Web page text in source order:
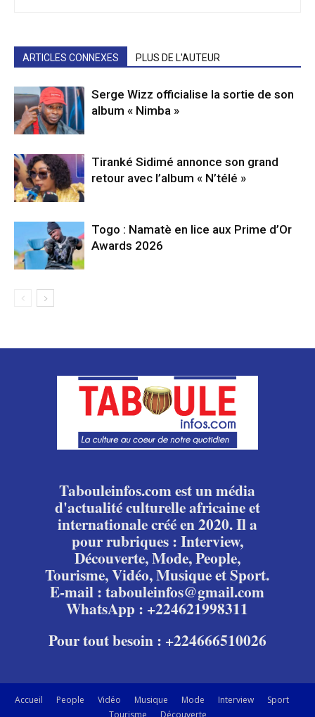
ARTICLES CONNEXES PLUS DE L'AUTEUR
Serge Wizz officialise la sortie de son
album « Nimba »
Tiranké Sidimé annonce son grand
retour avec l’album « N’télé »
Togo : Namatè en lice aux Prime d’Or
Awards 2026
Tabouleinfos.com est un média
d'actualité culturelle africaine et
internationale créé en 2020. Il a
pour rubriques : Interview,
Découverte, Mode, People,
Tourisme, Vidéo, Musique et Sport.
E-mail : tabouleinfos@gmail.com
WhatsApp : +224621998311
Pour tout besoin : +224666510026
Accueil People Vidéo Musique Mode Interview
Sport